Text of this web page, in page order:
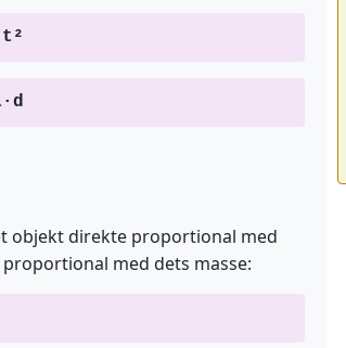
objekt direkte proportional med
med dets masse: